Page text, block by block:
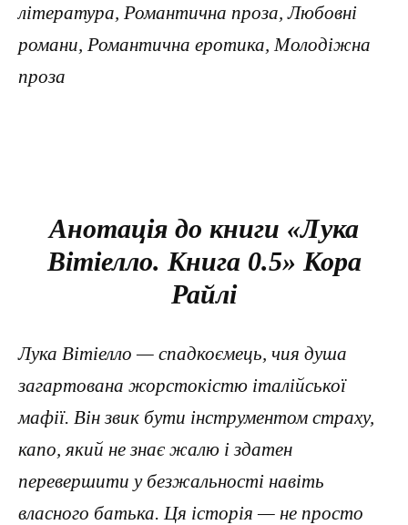
література, Романтична проза, Любовні
романи, Романтична еротика, Молодіжна
проза
Анотація до книги «Лука
Вітіелло. Книга 0.5» Кора
Райлі
Лука Вітіелло — спадкоємець, чия душа
загартована жорстокістю італійської
мафії. Він звик бути інструментом страху,
капо, який не знає жалю і здатен
перевершити у безжальності навіть
власного батька. Ця історія — не просто